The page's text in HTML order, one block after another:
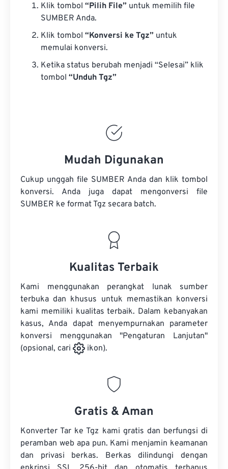
Klik tombol “Pilih File” untuk memilih file
SUMBER Anda.
Klik tombol “Konversi ke Tgz” untuk
memulai konversi.
Ketika status berubah menjadi “Selesai” klik
tombol “Unduh Tgz”
Mudah Digunakan
Cukup unggah file SUMBER Anda dan klik tombol
konversi. Anda juga dapat mengonversi file
SUMBER ke format Tgz secara batch.
Kualitas Terbaik
Kami menggunakan perangkat lunak sumber
terbuka dan khusus untuk memastikan konversi
kami memiliki kualitas terbaik. Dalam kebanyakan
kasus, Anda dapat menyempurnakan parameter
konversi menggunakan "Pengaturan Lanjutan"
(opsional, cari
ikon).
Gratis & Aman
Konverter Tar ke Tgz kami gratis dan berfungsi di
peramban web apa pun. Kami menjamin keamanan
dan privasi berkas. Berkas dilindungi dengan